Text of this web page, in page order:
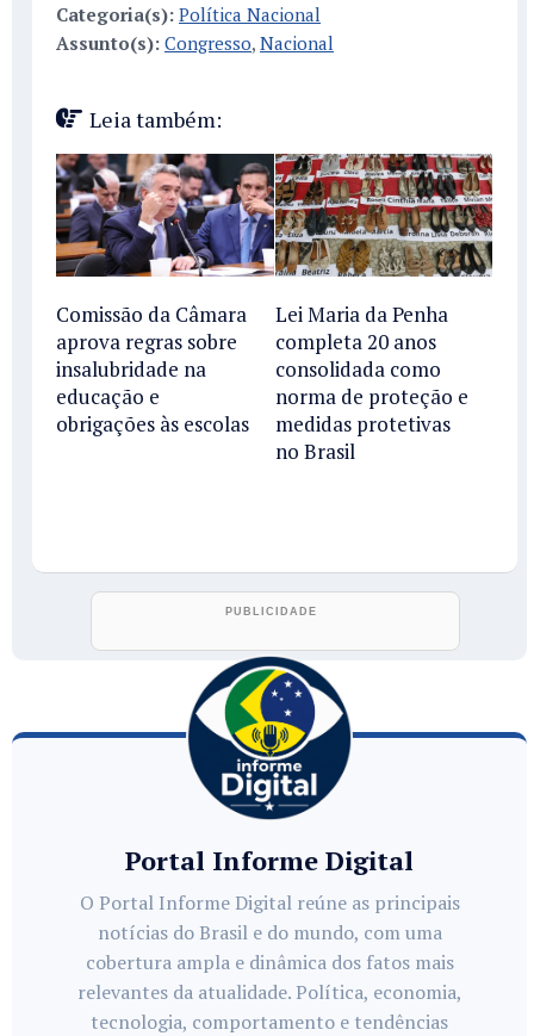
Categoria(s): Política Nacional
Assunto(s): Congresso, Nacional
Leia também:
Comissão da Câmara
aprova regras sobre
insalubridade na
educação e
obrigações às escolas
Lei Maria da Penha
completa 20 anos
consolidada como
norma de proteção e
medidas protetivas
no Brasil
Portal Informe Digital
O Portal Informe Digital reúne as principais
notícias do Brasil e do mundo, com uma
cobertura ampla e dinâmica dos fatos mais
relevantes da atualidade. Política, economia,
tecnologia, comportamento e tendências